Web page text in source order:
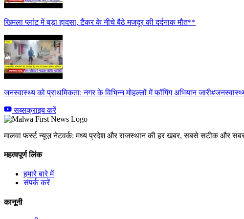
खिमला प्लांट में बड़ा हादसा, टैंकर के नीचे बैठे मजदूर की दर्दनाक मौत**
जनस्वास्थ्य को प्राथमिकता: नगर के विभिन्न मोहल्लों में फॉगिंग अभियान
सब्सक्राइब करें
मालवा फर्स्ट न्यूज़ नेटवर्क: मध्य प्रदेश और राजस्थान की हर खबर, सबसे सटीक और
महत्वपूर्ण लिंक
हमारे बारे में
संपर्क करें
कानूनी